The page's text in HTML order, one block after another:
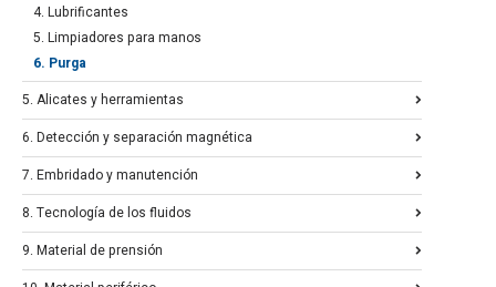
4. Lubrificantes
5. Limpiadores para manos
6. Purga
5. Alicates y herramientas
6. Detección y separación magnética
7. Embridado y manutención
8. Tecnología de los fluidos
9. Material de prensión